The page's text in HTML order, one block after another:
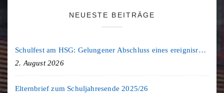
NEUESTE BEITRÄGE
Schulfest am HSG: Gelungener Abschluss eines ereignisreichen Schuljahres
2. August 2026
Elternbrief zum Schuljahresende 2025/26